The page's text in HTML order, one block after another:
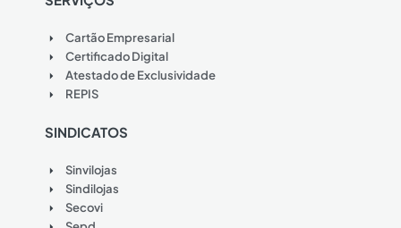
Cartão Empresarial
Certificado Digital
Atestado de Exclusividade
REPIS
SINDICATOS
Sinvilojas
Sindilojas
Secovi